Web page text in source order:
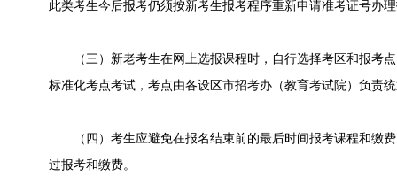
此类考生今后报考仍须按新考生报考程序重新申请准考证号办
（三）新老考生在网上选报课程时，自行选择考区和报考点
标准化考点考试，考点由各设区市招考办（教育考试院）负责
（四）考生应避免在报名结束前的最后时间报考课程和缴费
过报考和缴费。